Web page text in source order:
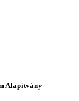
Alapítvány